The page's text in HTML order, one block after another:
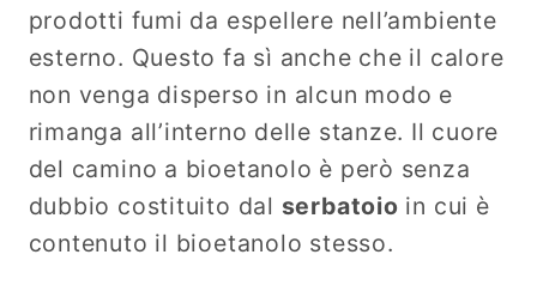
prodotti fumi da espellere nell’ambiente
esterno. Questo fa sì anche che il calore
non venga disperso in alcun modo e
rimanga all’interno delle stanze. Il cuore
del camino a bioetanolo è però senza
dubbio costituito dal serbatoio in cui è
contenuto il bioetanolo stesso.